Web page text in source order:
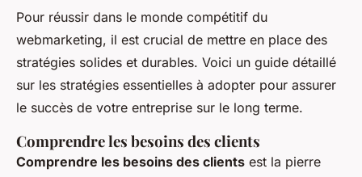
Pour réussir dans le monde compétitif du
webmarketing, il est crucial de mettre en place des
stratégies solides et durables. Voici un guide détaillé
sur les stratégies essentielles à adopter pour assurer
le succès de votre entreprise sur le long terme.
Comprendre les besoins des clients
Comprendre les besoins des clients est la pierre